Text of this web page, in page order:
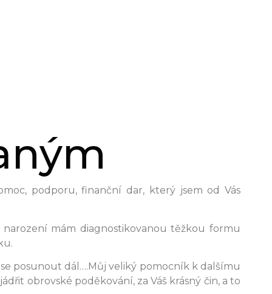
podporu, finanční dar, který jsem od Vás
mám diagnostikovanou těžkou formu
posunout dál….Můj veliký pomocník k dalšímu
obrovské poděkování, za Váš krásný čin, a to